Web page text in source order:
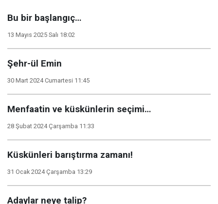
Bu bir başlangıç…
13 Mayıs 2025 Salı 18:02
Şehr-ül Emin
30 Mart 2024 Cumartesi 11:45
Menfaatin ve küskünlerin seçimi…
28 Şubat 2024 Çarşamba 11:33
Küskünleri barıştırma zamanı!
31 Ocak 2024 Çarşamba 13:29
Adaylar neye talip?